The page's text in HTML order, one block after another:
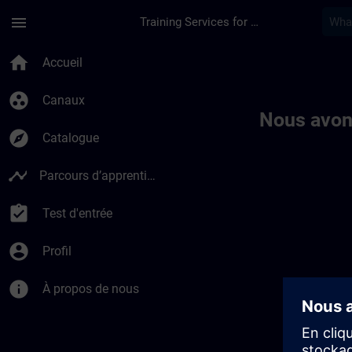
menu Training Services for Digital Industries
home Accueil
group_work Canaux
explore Catalogue
timeline Parcours d’apprentissage
assignment_turned_in Test d'entrée
account_circle Profil
info À propos de nous
Nous